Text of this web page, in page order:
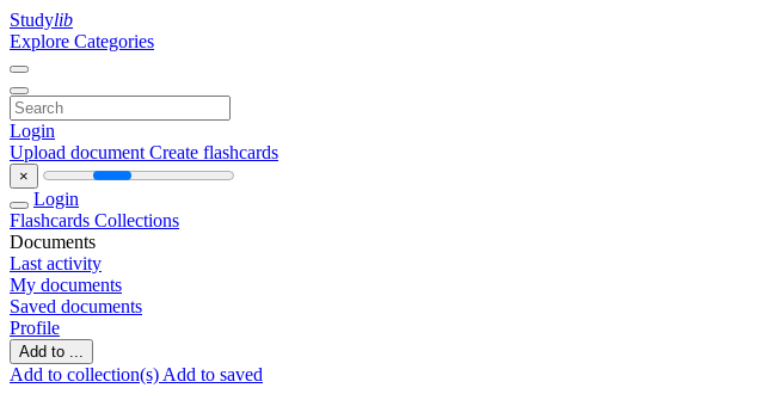
Studylib
Explore Categories
Login
Upload document Create flashcards
×
Login
Flashcards Collections
Documents
Last activity
My documents
Saved documents
Profile
Add to ...
Add to collection(s) Add to saved